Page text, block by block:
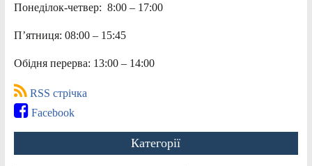
Понеділок-четвер: 8:00 – 17:00
П’ятниця: 08:00 – 15:45
Обідня перерва: 13:00 – 14:00
RSS стрічка
Facebook
Категорії